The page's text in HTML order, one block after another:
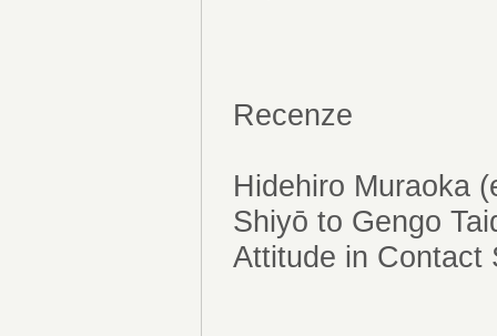
Recenze
Hidehiro Muraoka
Shiyō to Gengo
Attitude in